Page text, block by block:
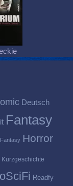
Deutsch
Fantasy
Horror
Kurzgeschichte
Readfy